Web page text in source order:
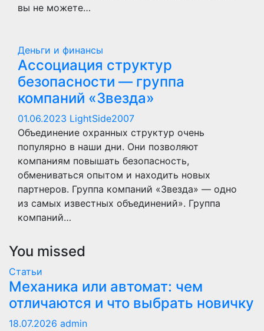
вы не можете…
Деньги и финансы
Ассоциация структур
безопасности — группа
компаний «Звезда»
01.06.2023 LightSide2007
Объединение охранных структур очень
популярно в наши дни. Они позволяют
компаниям повышать безопасность,
обмениваться опытом и находить новых
партнеров. Группа компаний «Звезда» — одно
из самых известных объединений». Группа
компаний…
You missed
Статьи
Механика или автомат: чем
отличаются и что выбрать новичку
18.07.2026 admin